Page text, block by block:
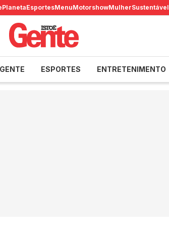
PlanetaEsportesMenuMotorshowMulherSustentável
GENTE ESPORTES ENTRETENIMENTO